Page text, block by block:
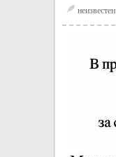
неизвестен